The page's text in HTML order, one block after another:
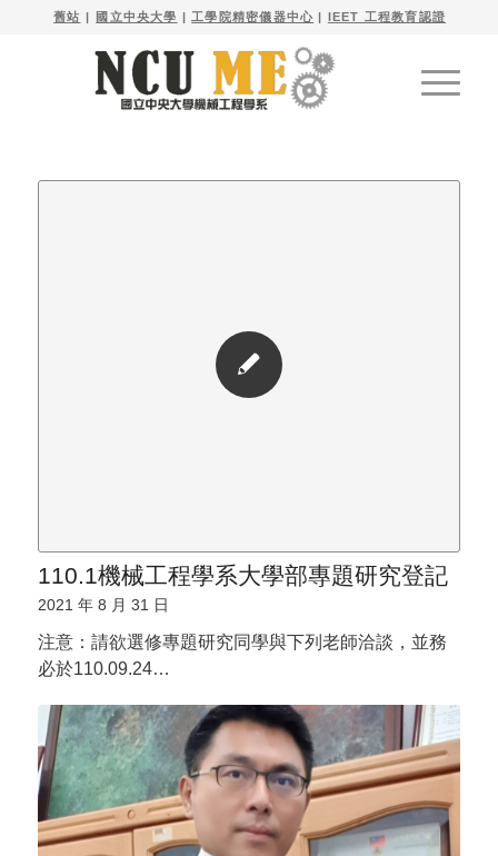
舊站 | 國立中央大學 | 工學院精密儀器中心 | IEET 工程教育認證
110.1機械工程學系大學部專題研究登記
2021 年 8 月 31 日
注意：請欲選修專題研究同學與下列老師洽談，並務
必於110.09.24…